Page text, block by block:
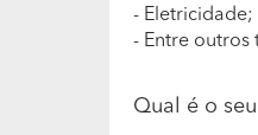
- Eletricidade;
- Entre outros
Qual é o